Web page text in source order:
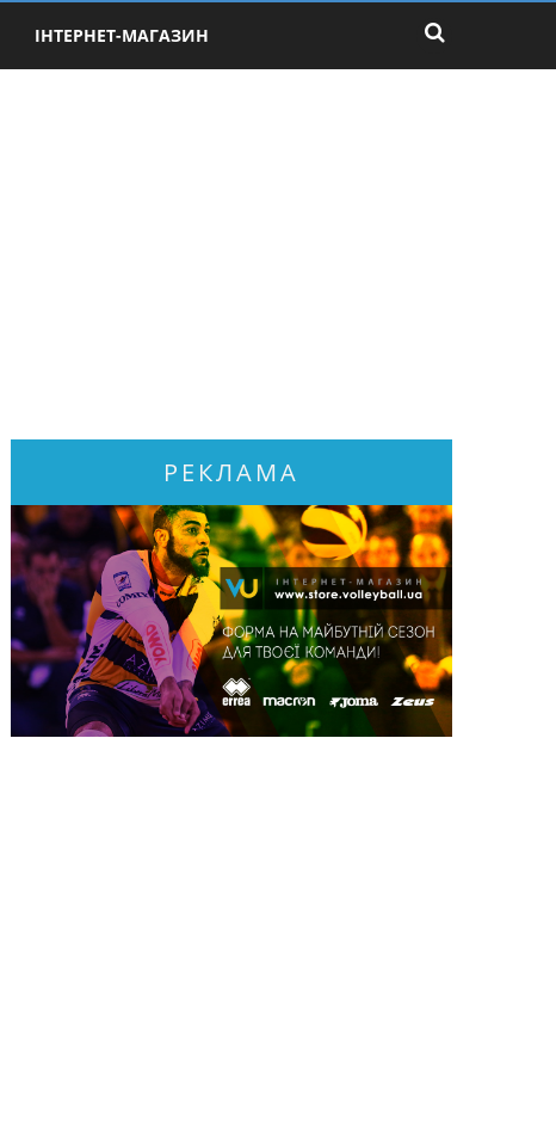
ІНТЕРНЕТ-МАГАЗИН
РЕКЛАМА